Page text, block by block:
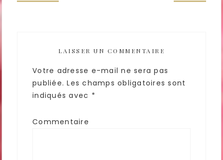
LAISSER UN COMMENTAIRE
Votre adresse e-mail ne sera pas
publiée. Les champs obligatoires sont
indiqués avec *
Commentaire